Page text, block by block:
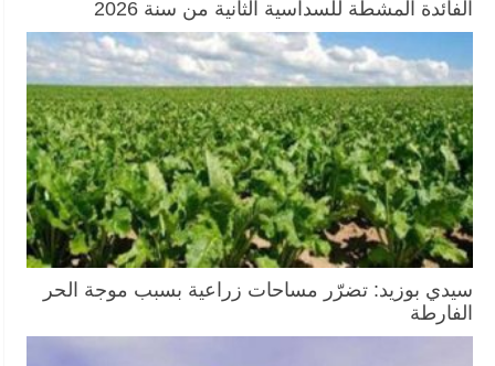
الفائدة المشطة للسداسية الثانية من سنة 2026
سيدي بوزيد: تضرّر مساحات زراعية بسبب موجة الحر
الفارطة